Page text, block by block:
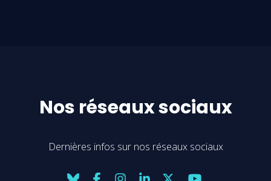
Nos réseaux sociaux
Dernières infos sur nos réseaux sociaux